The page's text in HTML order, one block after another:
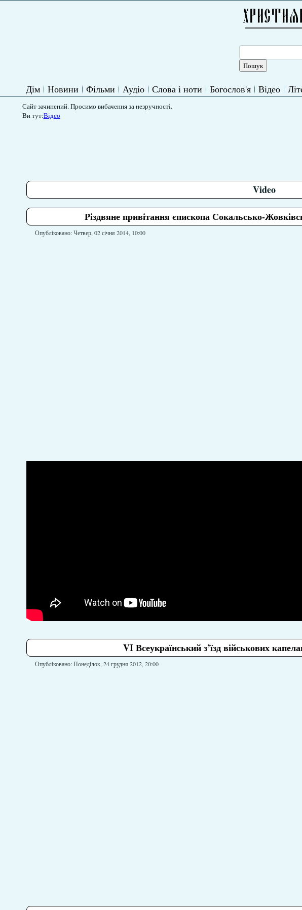
Дім Новини Фільми Аудіо Слова і ноти Богослов'я Відео
Сайт зачинений. Просимо вибачення за незручності.
Ви тут:Відео
Video
Різдвяне привітання єпископа Сокальсько-
Опубліковано: Четвер, 02 січня 2014, 10:00
VI Всеукраїнський з’їзд військових
Опубліковано: Понеділок, 24 грудня 2012, 20:00